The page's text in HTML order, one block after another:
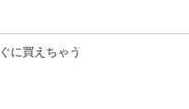
に買えちゃう